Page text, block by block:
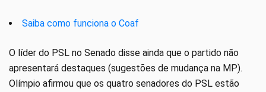
Saiba como funciona o Coaf
O líder do PSL no Senado disse ainda que o partido não
apresentará destaques (sugestões de mudança na MP).
Olímpio afirmou que os quatro senadores do PSL estão